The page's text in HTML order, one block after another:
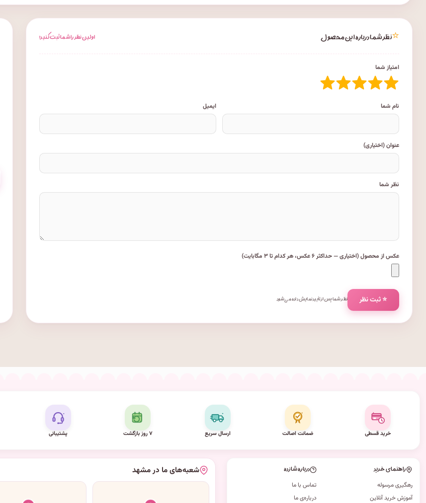
⭐نظر شما درباره این محصول اولین نظر را شما ثبت کنید!
امتیاز شما
نام شما ایمیل
عنوان (اختیاری)
نظر شما
عکس از محصول (اختیاری — حداکثر ۶ عکس، هر کدام تا ۳ مگابایت)
⭐ ثبت نظر نظر شما پس از تأیید نمایش داده می‌شود.
خرید قسطی ضمانت اصالت ارسال سریع ۷ روز بازگشت پشتیبانی
راهنمای خرید
رهگیری مرسوله
آموزش خرید آنلاین
درباره شازده
تماس با ما
درباره‌ی ما
شعبه‌های ما در مشهد